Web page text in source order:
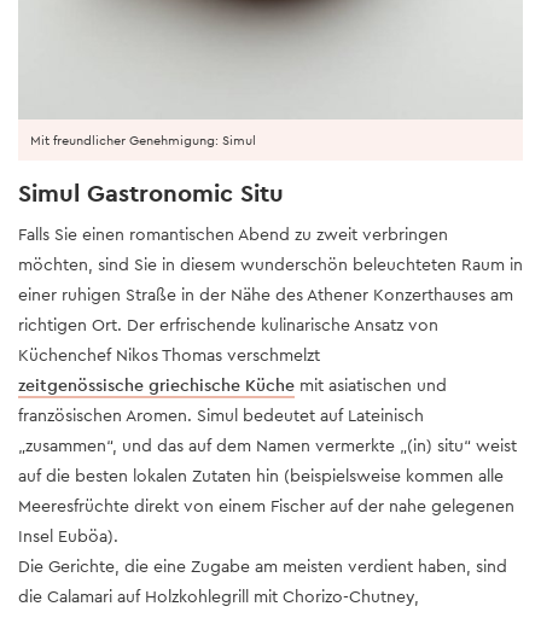
Mit freundlicher Genehmigung: Simul
Simul Gastronomic Situ
Falls Sie einen romantischen Abend zu zweit verbringen
möchten, sind Sie in diesem wunderschön beleuchteten Raum in
einer ruhigen Straße in der Nähe des Athener Konzerthauses am
richtigen Ort. Der erfrischende kulinarische Ansatz von
Küchenchef Nikos Thomas verschmelzt
zeitgenössische griechische Küche mit asiatischen und
französischen Aromen. Simul bedeutet auf Lateinisch
„zusammen“, und das auf dem Namen vermerkte „(in) situ“ weist
auf die besten lokalen Zutaten hin (beispielsweise kommen alle
Meeresfrüchte direkt von einem Fischer auf der nahe gelegenen
Insel Euböa).
Die Gerichte, die eine Zugabe am meisten verdient haben, sind
die Calamari auf Holzkohlegrill mit Chorizo-Chutney,